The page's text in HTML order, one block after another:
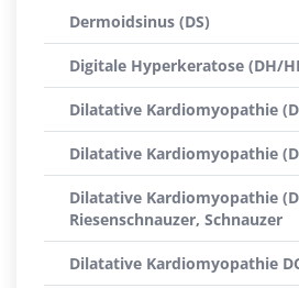
Dermoidsinus (DS)
Digitale Hyperkeratose (DH/
Dilatative Kardiomyopathie
Dilatative Kardiomyopathie
Dilatative Kardiomyopathie
Riesenschnauzer, Schnauzer
Dilatative Kardiomyopathie